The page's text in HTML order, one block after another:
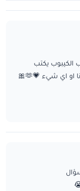
الكيبوب يكتب
اي شيء 💗🫶🎀